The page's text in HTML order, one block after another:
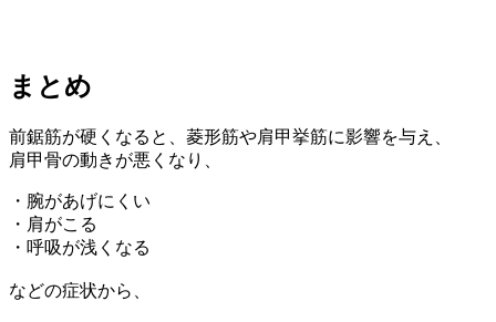
まとめ
前鋸筋が硬くなると、菱形筋や肩甲挙筋に影響を与え、
肩甲骨の動きが悪くなり、
・腕があげにくい
・肩がこる
・呼吸が浅くなる
などの症状から、